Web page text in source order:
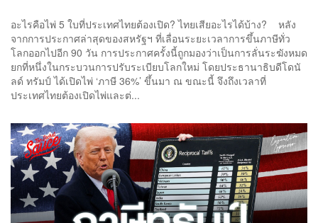
อะไรคือไพ่ 5 ใบที่ประเทศไทยต้องเปิด? ไทยเสียอะไรได้บ้าง? หลัง
จากการประกาศล่าสุดของสหรัฐฯ ที่เลื่อนระยะเวลาการขึ้นภาษีทั่ว
โลกออกไปอีก 90 วัน การประกาศครั้งนี้ถูกมองว่าเป็นการลั่นระฆังหมด
ยกที่หนึ่งในกระบวนการปรับระเบียบโลกใหม่ โดยประธานาธิบดีโดนั
ลด์ ทรัมป์ ได้เปิดไพ่ ‘ภาษี 36%’ ขึ้นมา ณ ขณะนี้ จึงถึงเวลาที่
ประเทศไทยต้องเปิดไพ่และต่...